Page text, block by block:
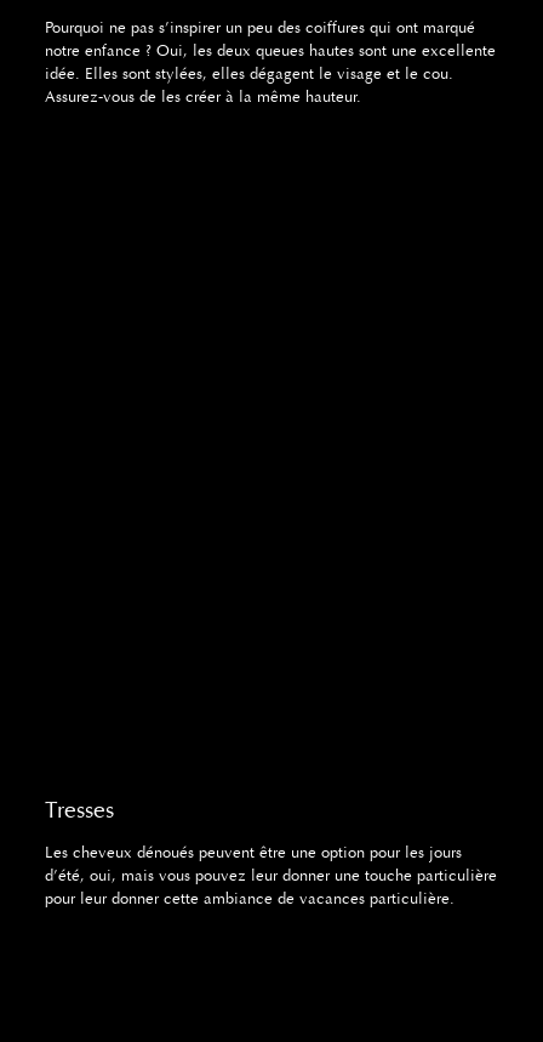
Pourquoi ne pas s’inspirer un peu des coiffures qui ont marqué
notre enfance ? Oui, les deux queues hautes sont une excellente
idée. Elles sont stylées, elles dégagent le visage et le cou.
Assurez-vous de les créer à la même hauteur.
Tresses
Les cheveux dénoués peuvent être une option pour les jours
d’été, oui, mais vous pouvez leur donner une touche particulière
pour leur donner cette ambiance de vacances particulière.